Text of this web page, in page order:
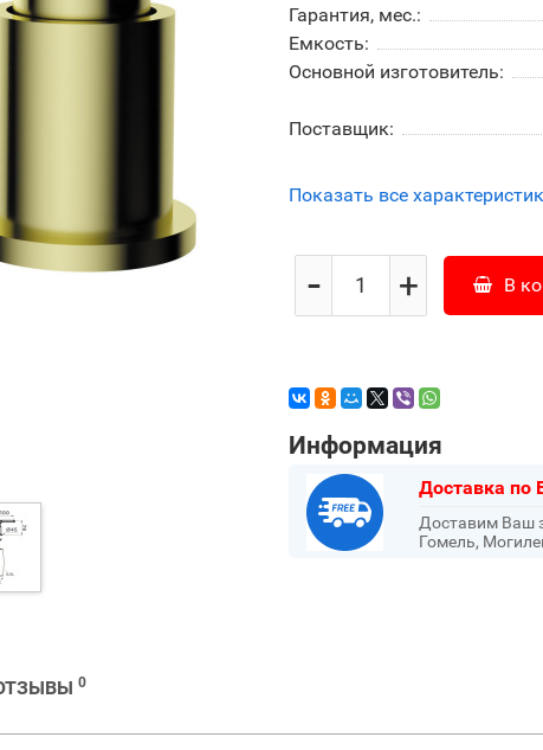
Гарантия, мес.:
Емкость:
Основной изготовитель:
Поставщик:
Показать все
+
- В
Информация
Доставка по
Доставим Ваш
Гомель,
0